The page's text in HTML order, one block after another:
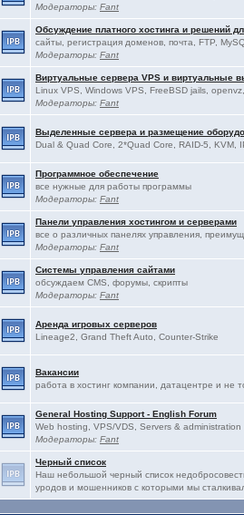
Модераторы: Fant
Обсуждение платного хостинга и решений
сайты, регистрация доменов, почта, FTP,
Модераторы: Fant
Виртуальные сервера VPS и виртуальные
Linux VPS, Windows VPS, FreeBSD jails,
Модераторы: Fant
Выделенные сервера и размещение
Dual & Quad Core, 2*Quad Core, RAID-5, KVM,
Программное обеспечение
все нужные для работы программы
Модераторы: Fant
Панели управления хостингом и серверами
все о различных панелях управления,
Модераторы: Fant
Системы управления сайтами
обсуждаем CMS, форумы, скрипты
Модераторы: Fant
Аренда игровых серверов
Lineage2, Grand Theft Auto, Counter-Strike
Вакансии
работа в хостинг компании, датацентре и не
General Hosting Support - English Forum
Web hosting, VPS/VDS, Servers & administration
Модераторы: Fant
Черный список
Наш небольшой черный список
уродов и мошенников с которыми мы